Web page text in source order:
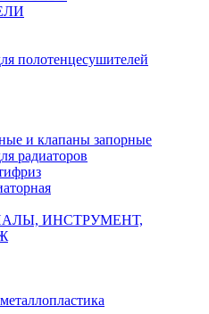
полотенцесушителей
и клапаны запорные
радиаторов
ИНСТРУМЕНТ,